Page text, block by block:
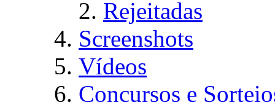
Rejeitadas
Screenshots
Vídeos
Concursos e